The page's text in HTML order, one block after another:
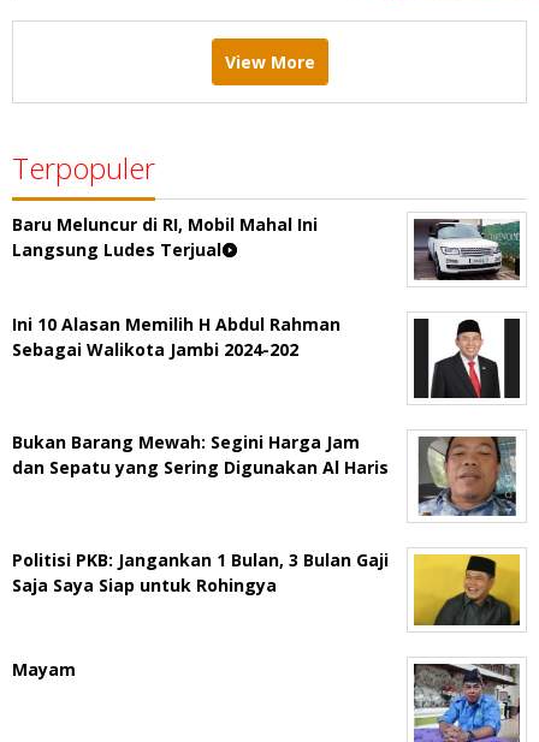
View More
Terpopuler
Baru Meluncur di RI, Mobil Mahal Ini
Langsung Ludes Terjual
Ini 10 Alasan Memilih H Abdul Rahman
Sebagai Walikota Jambi 2024-202
Bukan Barang Mewah: Segini Harga Jam
dan Sepatu yang Sering Digunakan Al Haris
Politisi PKB: Jangankan 1 Bulan, 3 Bulan Gaji
Saja Saya Siap untuk Rohingya
Mayam